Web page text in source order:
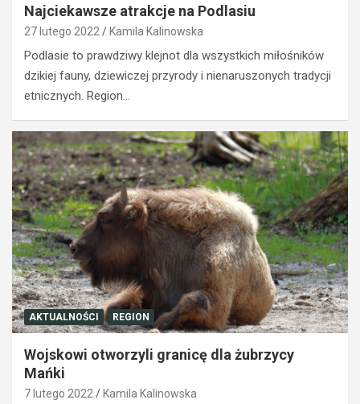
Najciekawsze atrakcje na Podlasiu
27 lutego 2022 Kamila Kalinowska
Podlasie to prawdziwy klejnot dla wszystkich miłośników
dzikiej fauny, dziewiczej przyrody i nienaruszonych tradycji
etnicznych. Region…
AKTUALNOŚCI REGION
Wojskowi otworzyli granicę dla żubrzycy
Mańki
7 lutego 2022 Kamila Kalinowska